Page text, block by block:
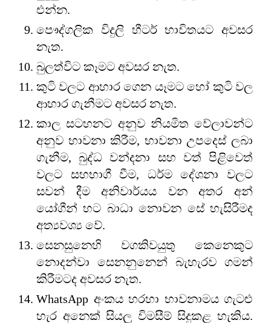
එන්න.
පෞද්ගලික විදුලි හීටර් භාවිතයට අවසර
නැත.
බුලත්විට කෑමට අවසර නැත.
කුටි වලට ආහාර ගෙන යෑමට හෝ කුටි වල
ආහාර ගැනීමට අවසර නැත.
කාල සටහනට අනුව නියමිත වේලාවන්ට
අනුව භාවනා කිරීම, භාවනා උපදෙස් ලබා
ගැනීම, බුද්ධ වන්දනා සහ වත් පිළිවෙත්
වලට සහභාගී වීම, ධර්ම දේශනා වලට
සවන් දීම අනිවාර්යය වන අතර අන්
යෝගීන් හට බාධා නොවන සේ හැසිරීමද
අත්‍යවශ්‍ය වේ.
සෙනසුනෙහි වගකිවයුතු කෙනෙකුට
නොදන්වා ‍සෙනනුනෙන් බැහැරව ගමන්
කිරීමටද අවසර නැත.
WhatsApp අංකය හරහා භාවනාමය ගැටළු
හැර අනෙක් සියලු විමසීම් සිදුකළ හැකිය.